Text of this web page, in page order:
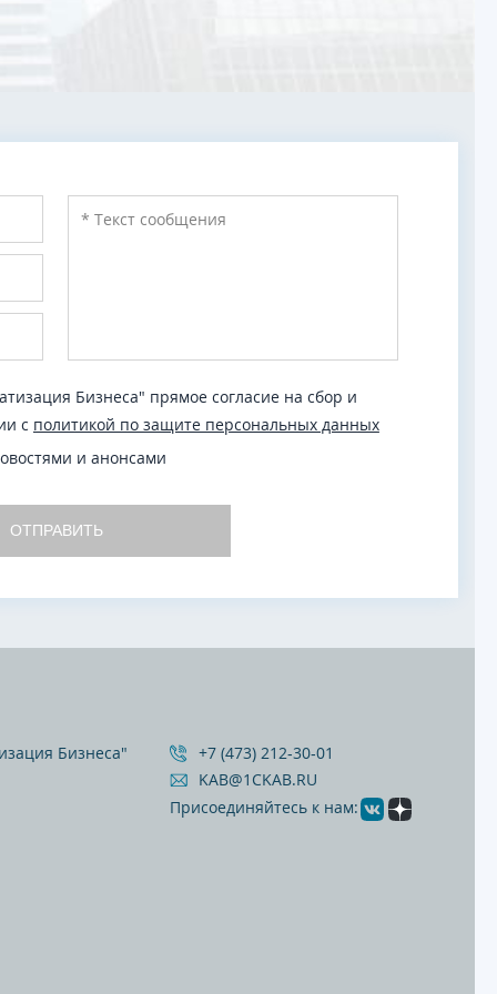
Бизнеса" прямое согласие на сбор и
с политикой по защите персональных данных
и анонсами
ОТПРАВИТЬ
Бизнеса"
+7 (473) 212‐30‐01
KAB@1CKAB.RU
Присоединяйтесь к нам: